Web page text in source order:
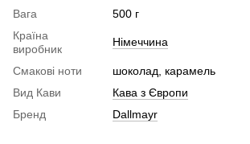
Вага
500 г
Країна
виробник
Німеччина
Смакові ноти
шоколад, карамель
Вид Кави
Кава з Європи
Бренд
Dallmayr